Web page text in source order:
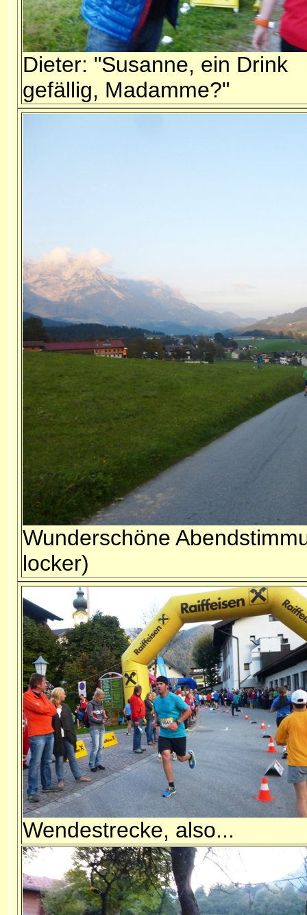
Dieter: "Susanne, ein Drink
gefällig, Madamme?"
Wunderschöne
locker)
Wendestrecke, also...